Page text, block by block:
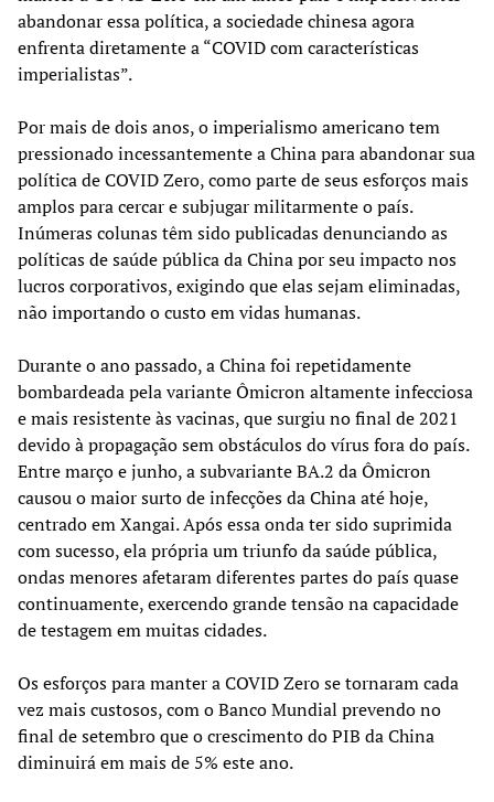
abandonar essa política, a sociedade chinesa agora
enfrenta diretamente a “COVID com características
imperialistas”.
Por mais de dois anos, o imperialismo americano tem
pressionado incessantemente a China para abandonar sua
política de COVID Zero, como parte de seus esforços mais
amplos para cercar e subjugar militarmente o país.
Inúmeras colunas têm sido publicadas denunciando as
políticas de saúde pública da China por seu impacto nos
lucros corporativos, exigindo que elas sejam eliminadas,
não importando o custo em vidas humanas.
Durante o ano passado, a China foi repetidamente
bombardeada pela variante Ômicron altamente infecciosa
e mais resistente às vacinas, que surgiu no final de 2021
devido à propagação sem obstáculos do vírus fora do país.
Entre março e junho, a subvariante BA.2 da Ômicron
causou o maior surto de infecções da China até hoje,
centrado em Xangai. Após essa onda ter sido suprimida
com sucesso, ela própria um triunfo da saúde pública,
ondas menores afetaram diferentes partes do país quase
continuamente, exercendo grande tensão na capacidade
de testagem em muitas cidades.
Os esforços para manter a COVID Zero se tornaram cada
vez mais custosos, com o Banco Mundial prevendo no
final de setembro que o crescimento do PIB da China
diminuirá em mais de 5% este ano.